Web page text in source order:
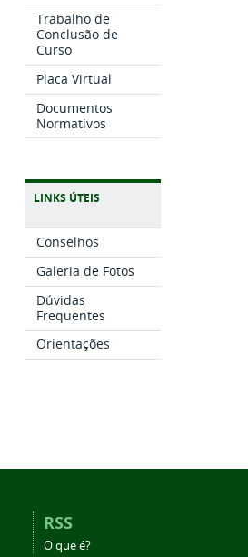
Trabalho de
Conclusão de
Curso
Placa Virtual
Documentos
Normativos
LINKS ÚTEIS
Conselhos
Galeria de Fotos
Dúvidas
Frequentes
Orientações
RSS
O que é?